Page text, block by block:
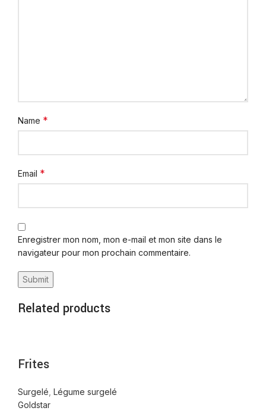
Name *
Email *
Enregistrer mon nom, mon e-mail et mon site dans le
navigateur pour mon prochain commentaire.
Related products
Frites
Surgelé Légume surgelé
Goldstar